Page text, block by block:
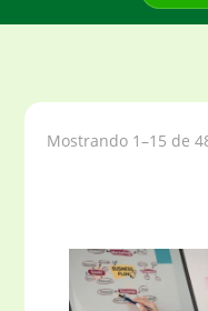
Mostrando 1–15 de